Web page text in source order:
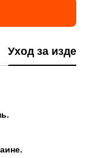
Уход за